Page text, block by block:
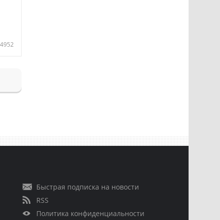
4952
Быстрая подписка на новости
RSS
Политика конфиденциальности